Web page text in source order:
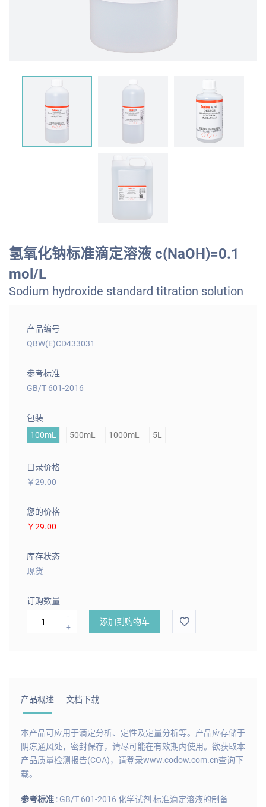
氢氧化钠标准滴定溶液 c(NaOH)=0.1
mol/L
Sodium hydroxide standard titration solution
产品编号
QBW(E)CD433031
参考标准
GB/T 601-2016
包装
100mL
500mL 1000mL 5L
目录价格
￥29.00
您的价格
￥29.00
库存状态
现货
订购数量
-
+
添加到购物车
产品概述 文档下载
本产品可应用于滴定分析、定性及定量分析等。产品应存储于
阴凉通风处，密封保存，请尽可能在有效期内使用。欲获取本
产品质量检测报告(COA)，请登录www.codow.com.cn查询下
载。
参考标准 : GB/T 601-2016 化学试剂 标准滴定溶液的制备